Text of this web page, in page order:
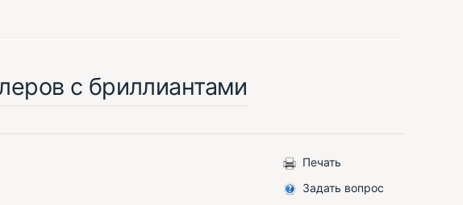
с бриллиантами
Печать
Задать вопрос